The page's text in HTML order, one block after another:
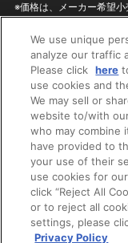
※価格は、メーカー希望小
ざいますのでご了承くだ
privacypolicy
ウェブサイトご利用
個人情報保護方針
©BANDAI
We use unique
analyze our traffic
Please click here
use cookies and
We may sell or
website to/with
who may combine
have provided to
your use of their
use cookies for
click “Reject All
or to reject all
settings, please
Privacy Policy